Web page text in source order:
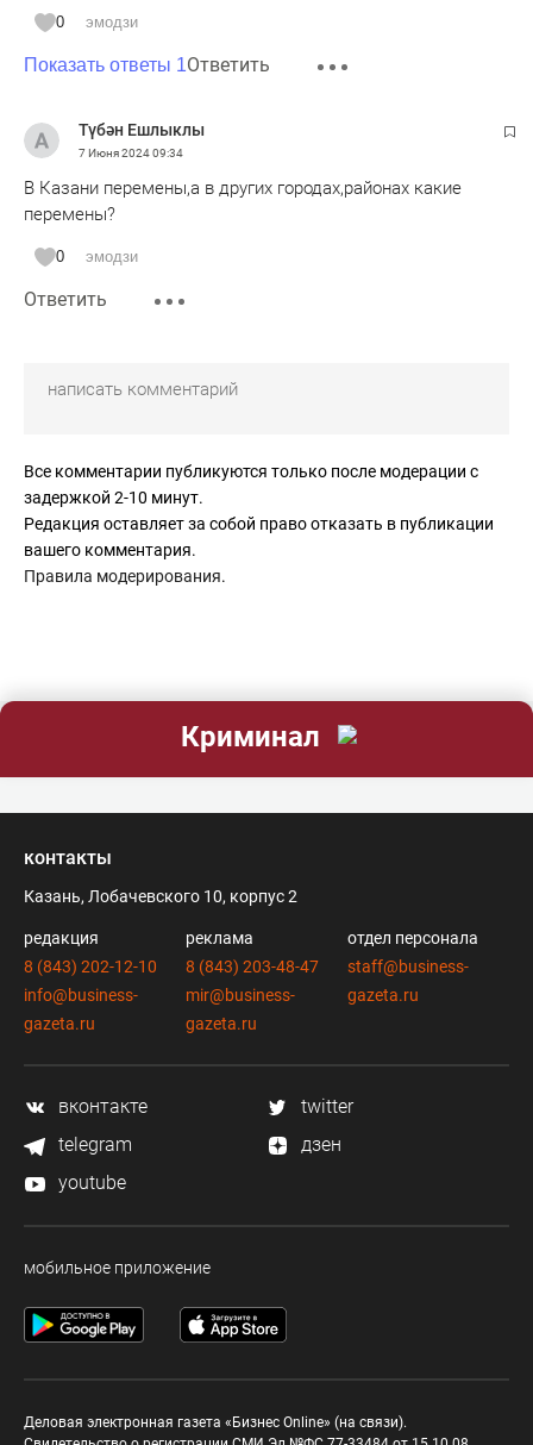
точно тщательно изучал всех кандидатов? Или ставить
некого и уже с районов зазывают лишь бы кто работал?
0 эмодзи
Показать ответы 1Ответить
Түбән Ешлыклы
7 Июня 202409:34
В Казани перемены,а в других городах,районах какие
перемены?
0 эмодзи
Ответить
Все комментарии публикуются только после модерации с
задержкой 2-10 минут.
Редакция оставляет за собой право отказать в публикации
вашего комментария.
Правила модерирования.
Криминал
контакты
Казань, Лобачевского 10, корпус 2
редакция
8 (843) 202-12-10
info@business-
gazeta.ru
реклама
8 (843) 203-48-47
mir@business-
gazeta.ru
отдел персонала
staff@business-
gazeta.ru
вконтакте
twitter
telegram
дзен
youtube
мобильное приложение
Деловая электронная газета «Бизнес Online» (на связи).